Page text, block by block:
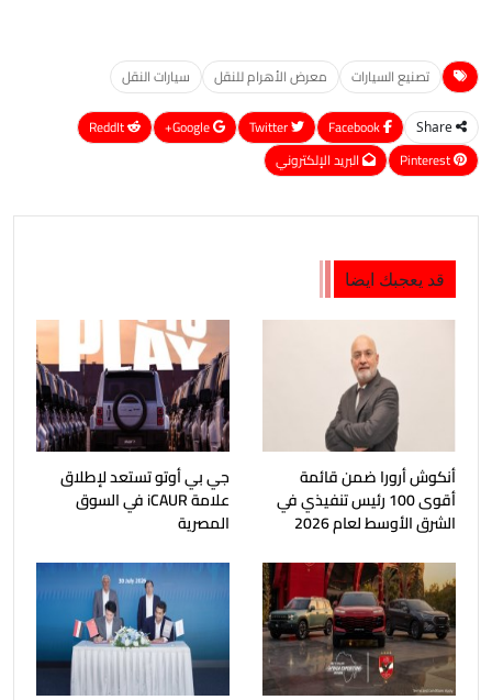
تصنيع السيارات معرض الأهرام للنقل سيارات النقل
Share
Google+
ReddIt
Pinterest
البريد الإلكتروني
قد يعجبك ايضا
أنكوش أرورا ضمن قائمة
أقوى 100 رئيس تنفيذي في
الشرق الأوسط لعام 2026
جي بي أوتو تستعد لإطلاق
علامة iCAUR في السوق
المصرية